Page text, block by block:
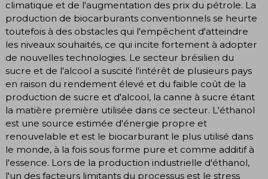
climatique et de l'augmentation des prix du pétrole. La
production de biocarburants conventionnels se heurte
toutefois à des obstacles qui l'empêchent d'atteindre
les niveaux souhaités, ce qui incite fortement à adopter
de nouvelles technologies. Le secteur brésilien du
sucre et de l'alcool a suscité l'intérêt de plusieurs pays
en raison du rendement élevé et du faible coût de la
production de sucre et d'alcool, la canne à sucre étant
la matière première utilisée dans ce secteur. L'éthanol
est une source estimée d'énergie propre et
renouvelable et est le biocarburant le plus utilisé dans
le monde, à la fois sous forme pure et comme additif à
l'essence. Lors de la production industrielle d'éthanol,
l'un des facteurs limitants du processus est le stress